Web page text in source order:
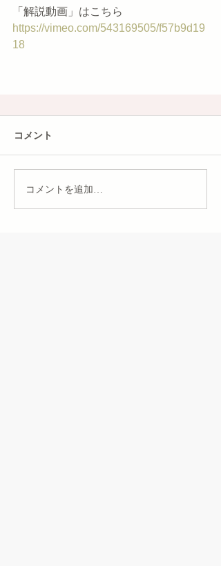
「解説動画」はこちら
https://vimeo.com/543169505/f57b9d19
18
コメント
コメントを追加…